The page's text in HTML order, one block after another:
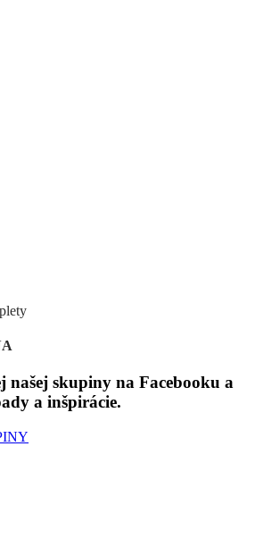
našej skupiny na Facebooku a
a inšpirácie.